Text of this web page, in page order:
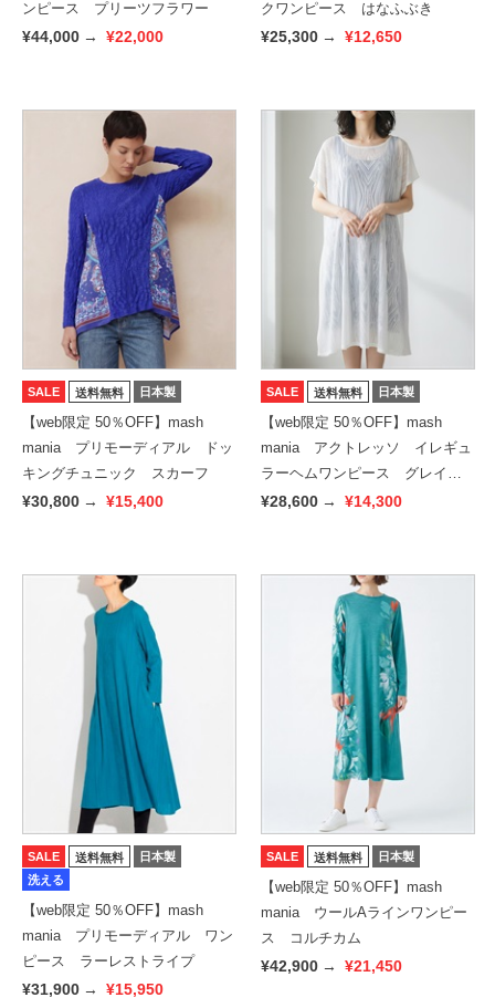
ンピース プリーツフラワー
¥44,000 → ¥22,000
クワンピース はなふぶき
¥25,300 → ¥12,650
SALE 送料無料 日本製
【web限定 50％OFF】mash
mania プリモーディアル ドッ
キングチュニック スカーフ
¥30,800 → ¥15,400
SALE 送料無料 日本製
【web限定 50％OFF】mash
mania アクトレッソ イレギュ
ラーヘムワンピース グレイ
ン・マーブル
¥28,600 → ¥14,300
SALE 送料無料
日本製
洗える
【web限定 50％OFF】mash
mania プリモーディアル ワン
ピース ラーレストライプ
¥31,900 → ¥15,950
SALE 送料無料 日本製
【web限定 50％OFF】mash
mania ウールAラインワンピー
ス コルチカム
¥42,900 → ¥21,450